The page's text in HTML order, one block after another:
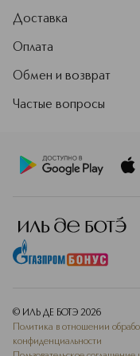
Доставка
Оплата
Обмен и возврат
Частые вопросы
© ИЛЬ ДЕ БОТЭ 2026
Политика в отношении
конфиденциальности